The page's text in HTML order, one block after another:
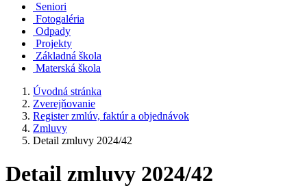
Seniori
Fotogaléria
Odpady
Projekty
Základná škola
Materská škola
Úvodná stránka
Zverejňovanie
Register zmlúv, faktúr a objednávok
Zmluvy
Detail zmluvy 2024/42
Detail zmluvy 2024/42